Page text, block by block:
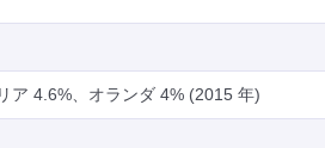
ア 4.6%、オランダ 4% (2015 年)